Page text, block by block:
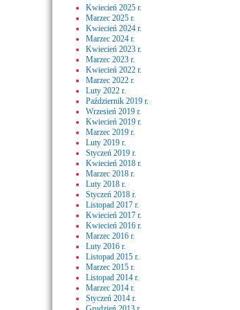
Kwiecień 2025 r.
Marzec 2025 r.
Kwiecień 2024 r.
Marzec 2024 r.
Kwiecień 2023 r.
Marzec 2023 r.
Kwiecień 2022 r.
Marzec 2022 r.
Luty 2022 r.
Październik 2019 r.
Wrzesień 2019 r.
Kwiecień 2019 r.
Marzec 2019 r.
Luty 2019 r.
Styczeń 2019 r.
Kwiecień 2018 r.
Marzec 2018 r.
Luty 2018 r.
Styczeń 2018 r.
Listopad 2017 r.
Kwiecień 2017 r.
Kwiecień 2016 r.
Marzec 2016 r.
Luty 2016 r.
Listopad 2015 r.
Marzec 2015 r.
Listopad 2014 r.
Marzec 2014 r.
Styczeń 2014 r.